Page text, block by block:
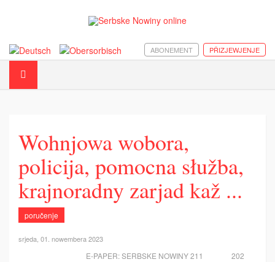
PŘIZJEWJENJE
ABONEMENT
Wohnjowa wobora,
policija, pomocna słužba,
krajnoradny zarjad kaž ...
poručenje
srjeda, 01. nowembera 2023
202
E-PAPER:SERBSKE NOWINY 211